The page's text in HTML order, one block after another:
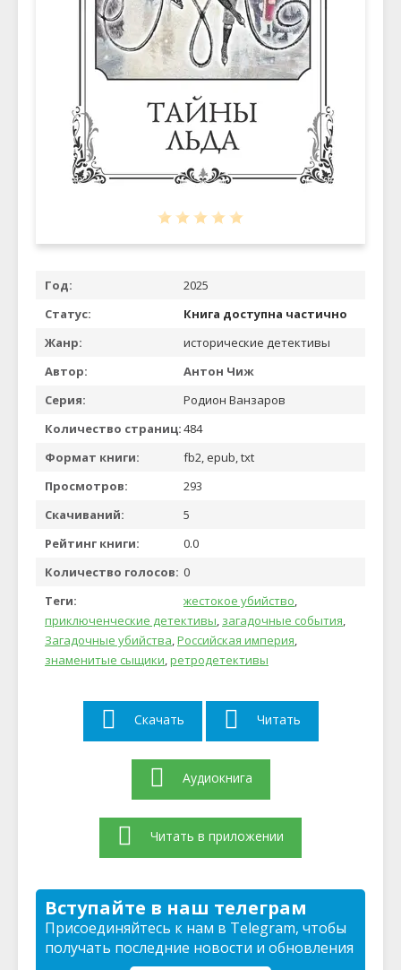
Год:
2025
Статус:
Книга доступна частично
Жанр:
исторические детективы
Автор:
Антон Чиж
Серия:
Родион Ванзаров
Количество страниц:484
Формат книги:
fb2, epub, txt
Просмотров:
293
Скачиваний:
5
Рейтинг книги:
0.0
Количество голосов: 0
Теги:
жестокое убийство,
приключенческие детективы, загадочные события,
Загадочные убийства,Российская империя,
знаменитые сыщики,ретродетективы
Скачать Читать
Аудиокнига
Читать в приложении
Вступайте в наш телеграм
Присоединяйтесь к нам в Telegram, чтобы
получать последние новости и обновления